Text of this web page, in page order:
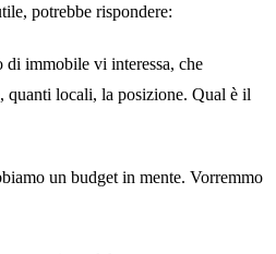
potrebbe rispondere:
di immobile vi interessa, che
quanti locali, la posizione. Qual è il
un budget in mente. Vorremmo